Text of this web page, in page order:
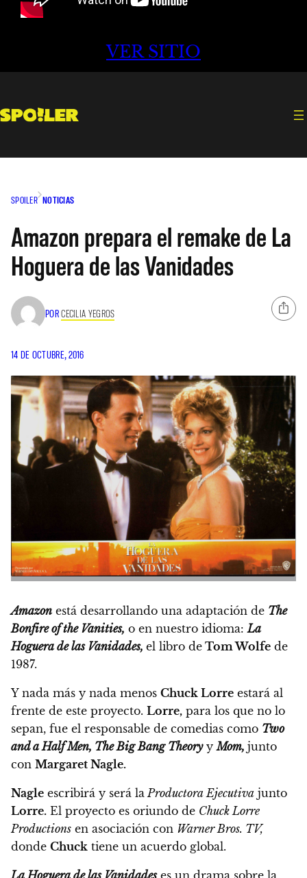
VER SITIO
SPOILER NOTICIAS
Amazon prepara el remake de La
Hoguera de las Vanidades
PORCECILIA YEGROS
14 DE OCTUBRE, 2016
Amazon está desarrollando una adaptación de The
Bonfire of the Vanities, o en nuestro idioma: La
Hoguera de las Vanidades, el libro de Tom Wolfe de
1987.
Y nada más y nada menos Chuck Lorre estará al
frente de este proyecto. Lorre, para los que no lo
sepan, fue el responsable de comedias como Two
and a Half Men, The Big Bang TheoryyMom, junto
con Margaret Nagle.
Nagle escribirá y será la Productora Ejecutiva junto
Lorre. El proyecto es oriundo de Chuck Lorre
Productions en asociación con Warner Bros. TV,
donde Chuck tiene un acuerdo global.
La Hoguera de las Vanidadeses un drama sobre la